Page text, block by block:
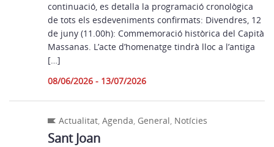
continuació, es detalla la programació cronològica
de tots els esdeveniments confirmats: Divendres, 12
de juny (11.00h): Commemoració històrica del Capità
Massanas. L’acte d’homenatge tindrà lloc a l’antiga
[…]
08/06/2026 - 13/07/2026
Actualitat,Agenda, General, Notícies
Sant Joan